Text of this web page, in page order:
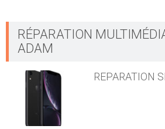
articles
RÉPARATION
ADAM
REPARATION